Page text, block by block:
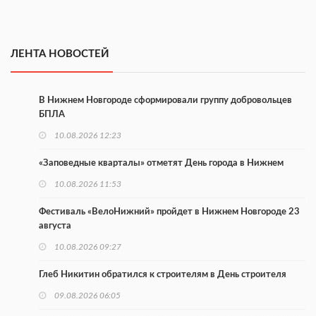
ЛЕНТА НОВОСТЕЙ
В Нижнем Новгороде сформировали группу добровольцев
БПЛА
10.08.2026 12:23
«Заповедные кварталы» отметят День города в Нижнем
10.08.2026 11:53
Фестиваль «ВелоНижний» пройдет в Нижнем Новгороде 23
августа
10.08.2026 09:27
Глеб Никитин обратился к строителям в День строителя
09.08.2026 06:05